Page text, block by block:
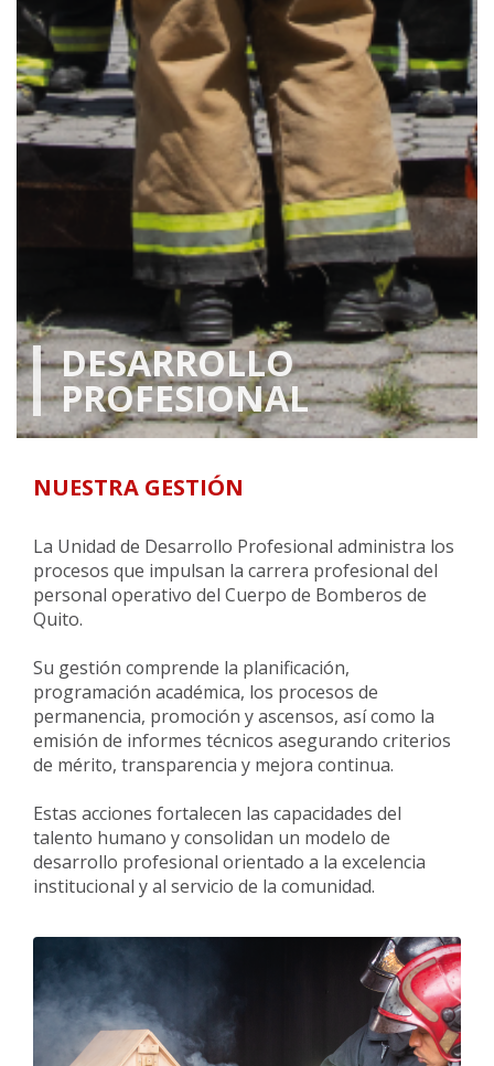
DESARROLLO
PROFESIONAL
NUESTRA GESTIÓN
La Unidad de Desarrollo Profesional administra los
procesos que impulsan la carrera profesional del
personal operativo del Cuerpo de Bomberos de
Quito.
Su gestión comprende la planificación,
programación académica, los procesos de
permanencia, promoción y ascensos, así como la
emisión de informes técnicos asegurando criterios
de mérito, transparencia y mejora continua.
Estas acciones fortalecen las capacidades del
talento humano y consolidan un modelo de
desarrollo profesional orientado a la excelencia
institucional y al servicio de la comunidad.